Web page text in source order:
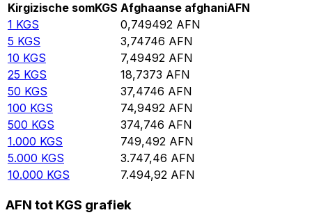
Kirgizische somKGS Afghaanse afghaniAFN
1 KGS 0,749492 AFN
5 KGS 3,74746 AFN
10 KGS 7,49492 AFN
25 KGS 18,7373 AFN
50 KGS 37,4746 AFN
100 KGS 74,9492 AFN
500 KGS 374,746 AFN
1.000 KGS 749,492 AFN
5.000 KGS 3.747,46 AFN
10.000 KGS 7.494,92 AFN
AFN tot KGS grafiek